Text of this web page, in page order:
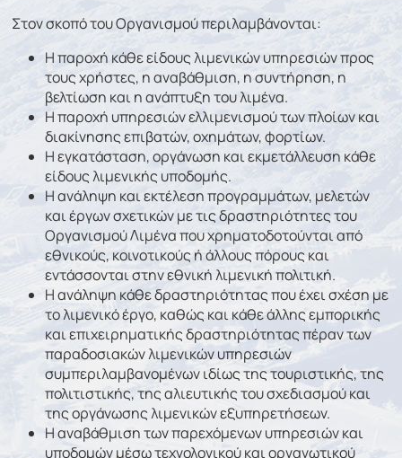
Στον σκοπό του Οργανισμού περιλαμβάνονται:
Η παροχή κάθε είδους λιμενικών υπηρεσιών προς
τους χρήστες, η αναβάθμιση, η συντήρηση, η
βελτίωση και η ανάπτυξη του λιμένα.
Η παροχή υπηρεσιών ελλιμενισμού των πλοίων και
διακίνησης επιβατών, οχημάτων, φορτίων.
Η εγκατάσταση, οργάνωση και εκμετάλλευση κάθε
είδους λιμενικής υποδομής.
Η ανάληψη και εκτέλεση προγραμμάτων, μελετών
και έργων σχετικών με τις δραστηριότητες του
Οργανισμού Λιμένα που χρηματοδοτούνται από
εθνικούς, κοινοτικούς ή άλλους πόρους και
εντάσσονται στην εθνική λιμενική πολιτική.
Η ανάληψη κάθε δραστηριότητας που έχει σχέση με
το λιμενικό έργο, καθώς και κάθε άλλης εμπορικής
και επιχειρηματικής δραστηριότητας πέραν των
παραδοσιακών λιμενικών υπηρεσιών
συμπεριλαμβανομένων ιδίως της τουριστικής, της
πολιτιστικής, της αλιευτικής του σχεδιασμού και
της οργάνωσης λιμενικών εξυπηρετήσεων.
Η αναβάθμιση των παρεχόμενων υπηρεσιών και
υποδομών μέσω τεχνολογικού και οργανωτικού